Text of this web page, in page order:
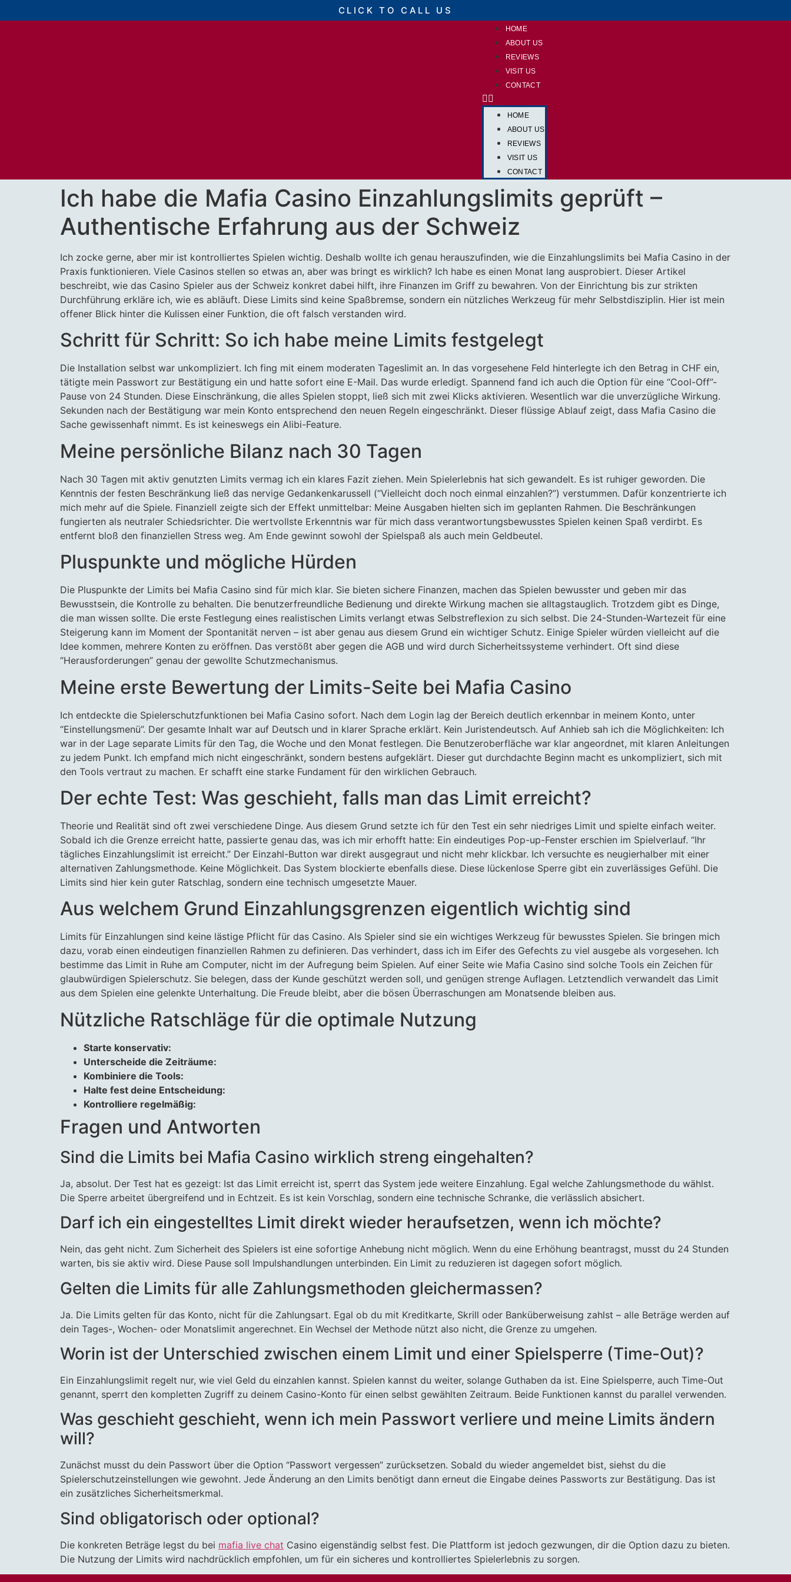
CLICK TO CALL US
HOME
ABOUT US
REVIEWS
VISIT US
CONTACT
HOME
ABOUT US
REVIEWS
VISIT US
CONTACT
Ich habe die Mafia Casino Einzahlungslimits geprüft –
Authentische Erfahrung aus der Schweiz
Ich zocke gerne, aber mir ist kontrolliertes Spielen wichtig. Deshalb wollte ich genau herauszufinden, wie die Einzahlungslimits bei Mafia Casino in der
Praxis funktionieren. Viele Casinos stellen so etwas an, aber was bringt es wirklich? Ich habe es einen Monat lang ausprobiert. Dieser Artikel
beschreibt, wie das Casino Spieler aus der Schweiz konkret dabei hilft, ihre Finanzen im Griff zu bewahren. Von der Einrichtung bis zur strikten
Durchführung erkläre ich, wie es abläuft. Diese Limits sind keine Spaßbremse, sondern ein nützliches Werkzeug für mehr Selbstdisziplin. Hier ist mein
offener Blick hinter die Kulissen einer Funktion, die oft falsch verstanden wird.
Schritt für Schritt: So ich habe meine Limits festgelegt
Die Installation selbst war unkompliziert. Ich fing mit einem moderaten Tageslimit an. In das vorgesehene Feld hinterlegte ich den Betrag in CHF ein,
tätigte mein Passwort zur Bestätigung ein und hatte sofort eine E-Mail. Das wurde erledigt. Spannend fand ich auch die Option für eine “Cool-Off”-
Pause von 24 Stunden. Diese Einschränkung, die alles Spielen stoppt, ließ sich mit zwei Klicks aktivieren. Wesentlich war die unverzügliche Wirkung.
Sekunden nach der Bestätigung war mein Konto entsprechend den neuen Regeln eingeschränkt. Dieser flüssige Ablauf zeigt, dass Mafia Casino die
Sache gewissenhaft nimmt. Es ist keineswegs ein Alibi-Feature.
Meine persönliche Bilanz nach 30 Tagen
Nach 30 Tagen mit aktiv genutzten Limits vermag ich ein klares Fazit ziehen. Mein Spielerlebnis hat sich gewandelt. Es ist ruhiger geworden. Die
Kenntnis der festen Beschränkung ließ das nervige Gedankenkarussell (“Vielleicht doch noch einmal einzahlen?”) verstummen. Dafür konzentrierte ich
mich mehr auf die Spiele. Finanziell zeigte sich der Effekt unmittelbar: Meine Ausgaben hielten sich im geplanten Rahmen. Die Beschränkungen
fungierten als neutraler Schiedsrichter. Die wertvollste Erkenntnis war für mich dass verantwortungsbewusstes Spielen keinen Spaß verdirbt. Es
entfernt bloß den finanziellen Stress weg. Am Ende gewinnt sowohl der Spielspaß als auch mein Geldbeutel.
Pluspunkte und mögliche Hürden
Die Pluspunkte der Limits bei Mafia Casino sind für mich klar. Sie bieten sichere Finanzen, machen das Spielen bewusster und geben mir das
Bewusstsein, die Kontrolle zu behalten. Die benutzerfreundliche Bedienung und direkte Wirkung machen sie alltagstauglich. Trotzdem gibt es Dinge,
die man wissen sollte. Die erste Festlegung eines realistischen Limits verlangt etwas Selbstreflexion zu sich selbst. Die 24-Stunden-Wartezeit für eine
Steigerung kann im Moment der Spontanität nerven – ist aber genau aus diesem Grund ein wichtiger Schutz. Einige Spieler würden vielleicht auf die
Idee kommen, mehrere Konten zu eröffnen. Das verstößt aber gegen die AGB und wird durch Sicherheitssysteme verhindert. Oft sind diese
“Herausforderungen” genau der gewollte Schutzmechanismus.
Meine erste Bewertung der Limits-Seite bei Mafia Casino
Ich entdeckte die Spielerschutzfunktionen bei Mafia Casino sofort. Nach dem Login lag der Bereich deutlich erkennbar in meinem Konto, unter
“Einstellungsmenü”. Der gesamte Inhalt war auf Deutsch und in klarer Sprache erklärt. Kein Juristendeutsch. Auf Anhieb sah ich die Möglichkeiten: Ich
war in der Lage separate Limits für den Tag, die Woche und den Monat festlegen. Die Benutzeroberfläche war klar angeordnet, mit klaren Anleitungen
zu jedem Punkt. Ich empfand mich nicht eingeschränkt, sondern bestens aufgeklärt. Dieser gut durchdachte Beginn macht es unkompliziert, sich mit
den Tools vertraut zu machen. Er schafft eine starke Fundament für den wirklichen Gebrauch.
Der echte Test: Was geschieht, falls man das Limit erreicht?
Theorie und Realität sind oft zwei verschiedene Dinge. Aus diesem Grund setzte ich für den Test ein sehr niedriges Limit und spielte einfach weiter.
Sobald ich die Grenze erreicht hatte, passierte genau das, was ich mir erhofft hatte: Ein eindeutiges Pop-up-Fenster erschien im Spielverlauf. “Ihr
tägliches Einzahlungslimit ist erreicht.” Der Einzahl-Button war direkt ausgegraut und nicht mehr klickbar. Ich versuchte es neugierhalber mit einer
alternativen Zahlungsmethode. Keine Möglichkeit. Das System blockierte ebenfalls diese. Diese lückenlose Sperre gibt ein zuverlässiges Gefühl. Die
Limits sind hier kein guter Ratschlag, sondern eine technisch umgesetzte Mauer.
Aus welchem Grund Einzahlungsgrenzen eigentlich wichtig sind
Limits für Einzahlungen sind keine lästige Pflicht für das Casino. Als Spieler sind sie ein wichtiges Werkzeug für bewusstes Spielen. Sie bringen mich
dazu, vorab einen eindeutigen finanziellen Rahmen zu definieren. Das verhindert, dass ich im Eifer des Gefechts zu viel ausgebe als vorgesehen. Ich
bestimme das Limit in Ruhe am Computer, nicht im der Aufregung beim Spielen. Auf einer Seite wie Mafia Casino sind solche Tools ein Zeichen für
glaubwürdigen Spielerschutz. Sie belegen, dass der Kunde geschützt werden soll, und genügen strenge Auflagen. Letztendlich verwandelt das Limit
aus dem Spielen eine gelenkte Unterhaltung. Die Freude bleibt, aber die bösen Überraschungen am Monatsende bleiben aus.
Nützliche Ratschläge für die optimale Nutzung
Starte konservativ:
Unterscheide die Zeiträume:
Kombiniere die Tools:
Halte fest deine Entscheidung:
Kontrolliere regelmäßig:
Fragen und Antworten
Sind die Limits bei Mafia Casino wirklich streng eingehalten?
Ja, absolut. Der Test hat es gezeigt: Ist das Limit erreicht ist, sperrt das System jede weitere Einzahlung. Egal welche Zahlungsmethode du wählst.
Die Sperre arbeitet übergreifend und in Echtzeit. Es ist kein Vorschlag, sondern eine technische Schranke, die verlässlich absichert.
Darf ich ein eingestelltes Limit direkt wieder heraufsetzen, wenn ich möchte?
Nein, das geht nicht. Zum Sicherheit des Spielers ist eine sofortige Anhebung nicht möglich. Wenn du eine Erhöhung beantragst, musst du 24 Stunden
warten, bis sie aktiv wird. Diese Pause soll Impulshandlungen unterbinden. Ein Limit zu reduzieren ist dagegen sofort möglich.
Gelten die Limits für alle Zahlungsmethoden gleichermassen?
Ja. Die Limits gelten für das Konto, nicht für die Zahlungsart. Egal ob du mit Kreditkarte, Skrill oder Banküberweisung zahlst – alle Beträge werden auf
dein Tages-, Wochen- oder Monatslimit angerechnet. Ein Wechsel der Methode nützt also nicht, die Grenze zu umgehen.
Worin ist der Unterschied zwischen einem Limit und einer Spielsperre (Time-Out)?
Ein Einzahlungslimit regelt nur, wie viel Geld du einzahlen kannst. Spielen kannst du weiter, solange Guthaben da ist. Eine Spielsperre, auch Time-Out
genannt, sperrt den kompletten Zugriff zu deinem Casino-Konto für einen selbst gewählten Zeitraum. Beide Funktionen kannst du parallel verwenden.
Was geschieht geschieht, wenn ich mein Passwort verliere und meine Limits ändern
will?
Zunächst musst du dein Passwort über die Option “Passwort vergessen” zurücksetzen. Sobald du wieder angemeldet bist, siehst du die
Spielerschutzeinstellungen wie gewohnt. Jede Änderung an den Limits benötigt dann erneut die Eingabe deines Passworts zur Bestätigung. Das ist
ein zusätzliches Sicherheitsmerkmal.
Sind obligatorisch oder optional?
Die konkreten Beträge legst du bei mafia live chat Casino eigenständig selbst fest. Die Plattform ist jedoch gezwungen, dir die Option dazu zu bieten.
Die Nutzung der Limits wird nachdrücklich empfohlen, um für ein sicheres und kontrolliertes Spielerlebnis zu sorgen.